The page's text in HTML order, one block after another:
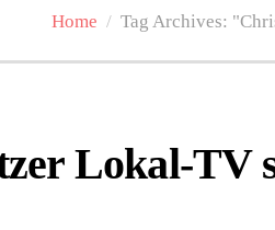
Home / Tag Archives:
Lokal-TV